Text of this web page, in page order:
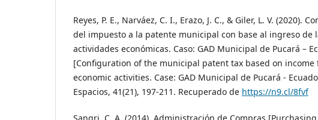
Reyes, P. E., Narváez, C. I., Erazo, J. C., & Giler, L. V. (2020).
del impuesto a la patente municipal con base al ingreso de
actividades económicas. Caso: GAD Municipal de Pucará –
[Configuration of the municipal patent tax based on income
economic activities. Case: GAD Municipal de Pucará -
Espacios, 41(21), 197-211. Recuperado de https://n9.cl/8fvf